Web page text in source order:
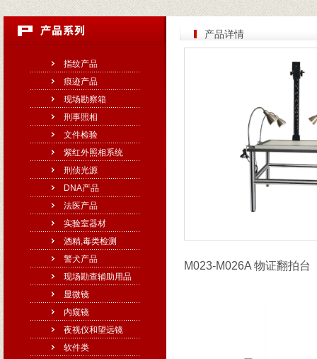
指纹产品
痕迹产品
现场勘察箱
刑事照相
文件检验
紫红外照相系统
刑侦光源
DNA产品
法医产品
实验室器材
酒精,毒类检测
警犬产品
现场勘查辅助用品
显微镜
内窥镜
夜视仪和望远镜
软件类
产品详情
M023-M026A 物证翻拍台